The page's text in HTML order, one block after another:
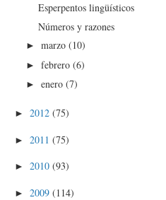
Esperpentos lingüísticos
Números y razones
►marzo(10)
►febrero(6)
►enero(7)
► 2012 (75)
► 2011 (75)
► 2010 (93)
► 2009 (114)